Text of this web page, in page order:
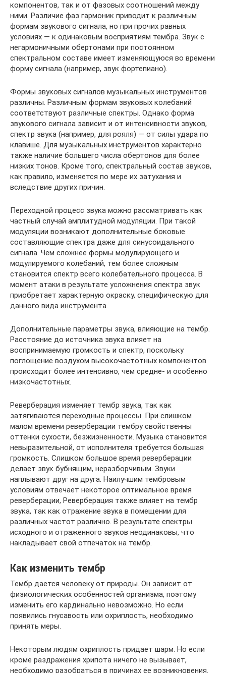
компонентов, так и от фазовых соотношений между
ними. Различие фаз гармоник приводит к различным
формам звукового сигнала, но при прочих равных
условиях — к одинаковым восприятиям тембра. Звук с
негармоничными обертонами при постоянном
спектральном составе имеет изменяющуюся во времени
форму сигнала (например, звук фортепиано).
Формы звуковых сигналов музыкальных инструментов
различны. Различным формам звуковых колебаний
соответствуют различные спектры. Однако форма
звукового сигнала зависит и от интенсивности звуков,
спектр звука (например, для рояля) — от силы удара по
клавише. Для музыкальных инструментов характерно
также наличие большего числа обертонов для более
низких тонов. Кроме того, спектральный состав звуков,
как правило, изменяется по мере их затухания и
вследствие других причин.
Переходной процесс звука можно рассматривать как
частный случай амплитудной модуляции. При такой
модуляции возникают дополнительные боковые
составляющие спектра даже для синусоидального
сигнала. Чем сложнее формы модулирующего и
модулируемого колебаний, тем более сложным
становится спектр всего колебательного процесса. В
момент атаки в результате усложнения спектра звук
приобретает характерную окраску, специфическую для
данного вида инструмента.
Дополнительные параметры звука, влияющие на тембр.
Расстояние до источника звука влияет на
воспринимаемую громкость и спектр, поскольку
поглощение воздухом высокочастотных компонентов
происходит более интенсивно, чем средне- и особенно
низкочастотных.
Реверберация изменяет тембр звука, так как
затягиваются переходные процессы. При слишком
малом времени реверберации тембру свойственны
оттенки сухости, безжизненности. Музыка становится
невыразительной, от исполнителя требуется большая
громкость. Слишком большое время реверберации
делает звук бубнящим, неразборчивым. Звуки
наплывают друг на друга. Наилучшим тембровым
условиям отвечает некоторое оптимальное время
реверберации, Реверберация также влияет на тембр
звука, так как отражение звука в помещении для
различных частот различно. В результате спектры
исходного и отраженного звуков неодинаковы, что
накладывает свой отпечаток на тембр.
Как изменить тембр
Тембр дается человеку от природы. Он зависит от
физиологических особенностей организма, поэтому
изменить его кардинально невозможно. Но если
появились гнусавость или охриплость, необходимо
принять меры.
Некоторым людям охриплость придает шарм. Но если
кроме раздражения хрипота ничего не вызывает,
необходимо разобраться в причинах ее возникновения.